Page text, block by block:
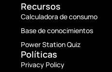
Recursos
Calculadora de consumo
Base de conocimientos
Power Station Quiz
Políticas
Privacy Policy